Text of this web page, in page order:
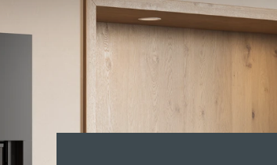
Romunija
Ukrajina
Švica